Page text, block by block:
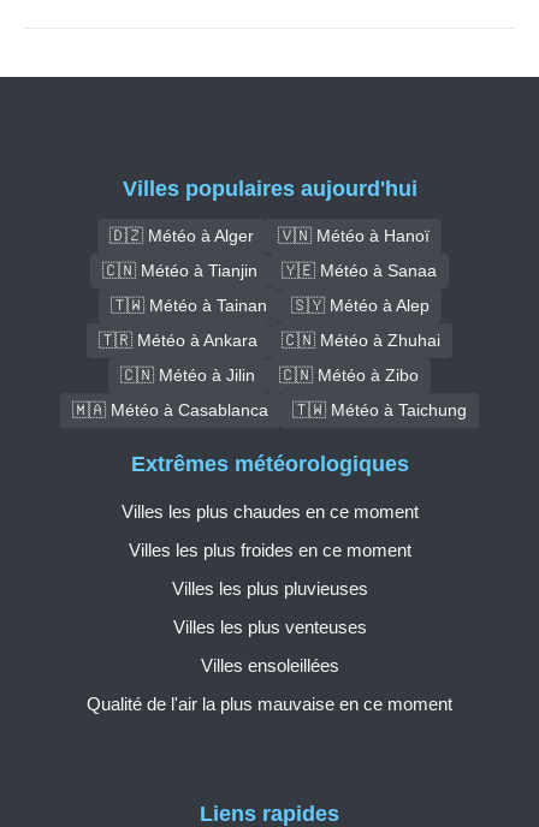
Villes populaires aujourd'hui
🇩🇿 Météo à Alger
🇻🇳 Météo à Hanoï
🇨🇳 Météo à Tianjin
🇾🇪 Météo à Sanaa
🇹🇼 Météo à Tainan
🇸🇾 Météo à Alep
🇹🇷 Météo à Ankara
🇨🇳 Météo à Zhuhai
🇨🇳 Météo à Jilin
🇨🇳 Météo à Zibo
🇲🇦 Météo à Casablanca
🇹🇼 Météo à Taichung
Liens rapides
Extrêmes météorologiques
Villes les plus chaudes en ce moment
Villes les plus froides en ce moment
Villes les plus pluvieuses
Villes les plus venteuses
Villes ensoleillées
Qualité de l'air la plus mauvaise en ce moment